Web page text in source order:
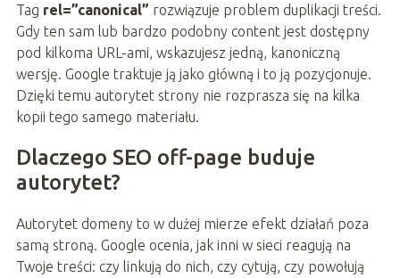
Tag rel=”canonical” rozwiązuje problem duplikacji treści.
Gdy ten sam lub bardzo podobny content jest dostępny
pod kilkoma URL-ami, wskazujesz jedną, kanoniczną
wersję. Google traktuje ją jako główną i to ją pozycjonuje.
Dzięki temu autorytet strony nie rozprasza się na kilka
kopii tego samego materiału.
Dlaczego SEO off-page buduje
autorytet?
Autorytet domeny to w dużej mierze efekt działań poza
samą stroną. Google ocenia, jak inni w sieci reagują na
Twoje treści: czy linkują do nich, czy cytują, czy powołują